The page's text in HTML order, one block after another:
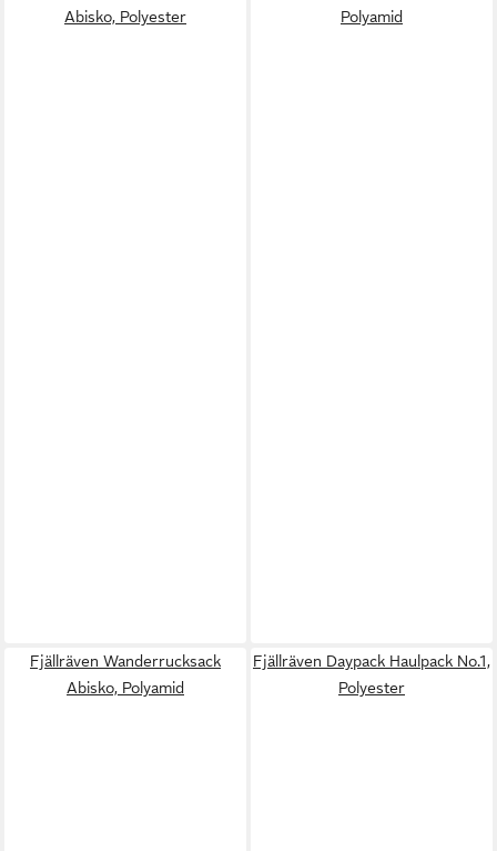
Abisko, Polyester
Polyamid
Fjällräven Wanderrucksack
Abisko, Polyamid
Fjällräven Daypack Haulpack No.1,
Polyester